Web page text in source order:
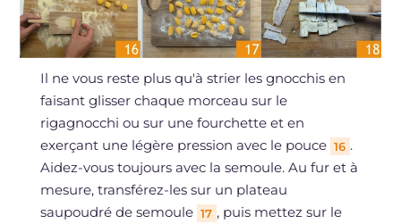
Il ne vous reste plus qu'à strier les gnocchis en
faisant glisser chaque morceau sur le
rigagnocchi ou sur une fourchette et en
exerçant une légère pression avec le pouce 16 .
Aidez-vous toujours avec la semoule. Au fur et à
mesure, transférez-les sur un plateau
saupoudré de semoule 17 , puis mettez sur le